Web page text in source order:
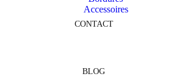
Accessoires
CONTACT
BLOG